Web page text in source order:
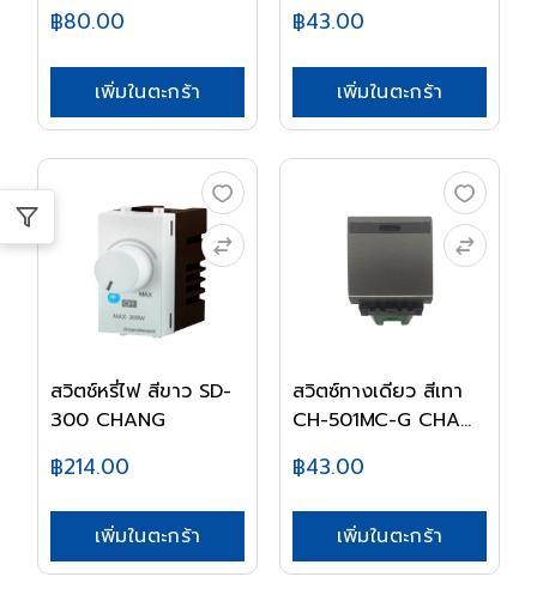
฿80.00
เพิ่มในตะกร้า
฿43.00
เพิ่มในตะกร้า
สวิตช์หรี่ไฟ สีขาว SD-
300 CHANG
฿214.00
เพิ่มในตะกร้า
สวิตซ์ทางเดียว สีเทา
CH-501MC-G CHA...
฿43.00
เพิ่มในตะกร้า